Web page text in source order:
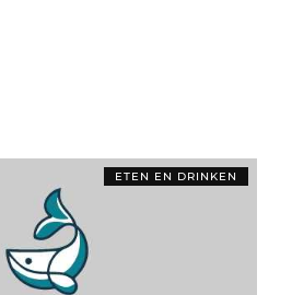
ETEN EN DRINKEN